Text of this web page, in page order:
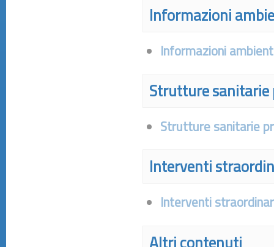
Informazioni
Informazioni
Strutture
Strutture sanitarie
Interventi
Interventi